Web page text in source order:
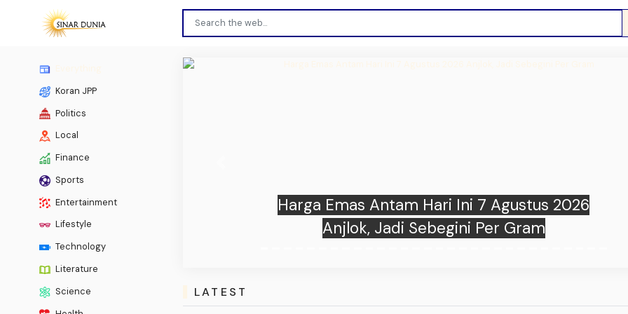
Koran JPP
Politics
Local
Finance
Sports
Entertainment
Lifestyle
Technology
Literature
Science
Tavares Bangga Bawa Persebaya Juara Piala
Presiden 2026, Kutukan 22 Tahun Berakhir
LATEST